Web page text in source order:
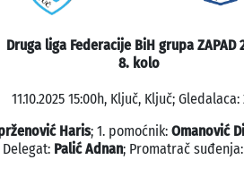
Druga liga Federacije BiH grupa ZAPAD
8. kolo
11.10.2025 15:00h, Ključ, Ključ; Gledalaca:
Haris; 1. pomoćnik: Omanović
Delegat: Palić Adnan; Promatrač